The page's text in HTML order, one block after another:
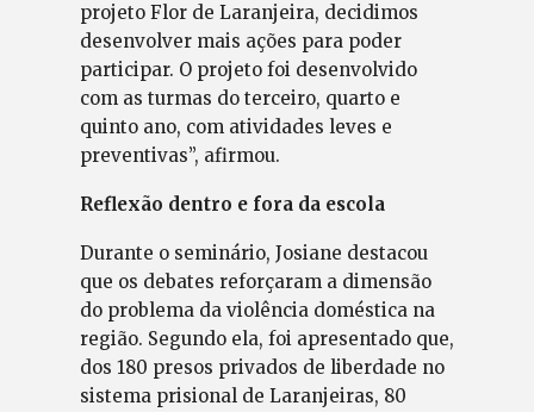
projeto Flor de Laranjeira, decidimos
desenvolver mais ações para poder
participar. O projeto foi desenvolvido
com as turmas do terceiro, quarto e
quinto ano, com atividades leves e
preventivas”, afirmou.
Reflexão dentro e fora da escola
Durante o seminário, Josiane destacou
que os debates reforçaram a dimensão
do problema da violência doméstica na
região. Segundo ela, foi apresentado que,
dos 180 presos privados de liberdade no
sistema prisional de Laranjeiras, 80